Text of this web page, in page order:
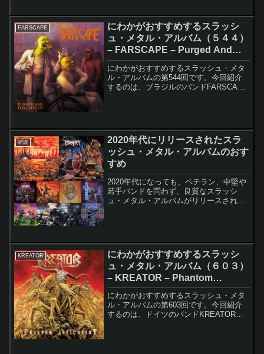
FARSCAPE
にわかがおすすめするスラッシ
ュ・メタル・アルバム（５４４）
– FARSCAPE – Purged And
Forgotten
にわかがおすすめするスラッシュ・メタ
ル・アルバムの第544回です。今回紹介
するのは、ブラジルのバンドFARSCAPE
雑談
2020年代にリリースされたスラ
ッシュ・メタル・アルバムのおす
すめ
2020年代になっても、ベテラン、中堅や
若手バンドを問わず、良質なスラッシ
ュ・メタル・アルバムがリリースされて
KREATOR
にわかがおすすめするスラッシ
ュ・メタル・アルバム（６０３）
– KREATOR – Phantom
Antichrist
にわかがおすすめするスラッシュ・メタ
ル・アルバムの第603回です。今回紹介
するのは、ドイツのバンドKREATORの